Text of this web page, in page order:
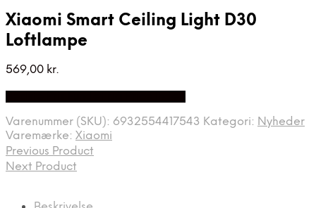
Xiaomi Smart Ceiling Light D30
Loftlampe
569,00 kr.
Varenummer (SKU): 6932554417543 Kategori: Nyheder
Varemærke: Xiaomi
Previous Product
Next Product